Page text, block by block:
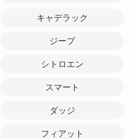
キャデラック
ジープ
シトロエン
スマート
ダッジ
フィアット